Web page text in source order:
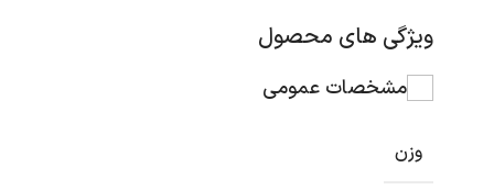
ویژگی های محصول
مشخصات عمومی
وزن